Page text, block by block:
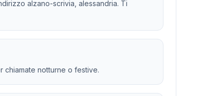
alzano-scrivia, alessandria. Ti
chiamate notturne o festive.